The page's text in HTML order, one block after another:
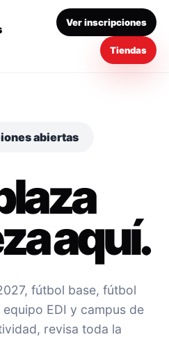
Ver inscripciones
Tiendas
abiertas
aquí.
fútbol base, fútbol
EDI y campus de
revisa toda la